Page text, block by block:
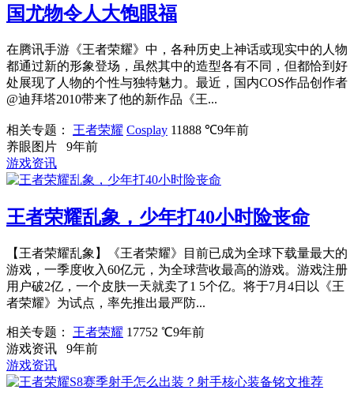
国尤物令人大饱眼福
在腾讯手游《王者荣耀》中，各种历史上神话或现实中的人物
都通过新的形象登场，虽然其中的造型各有不同，但都恰到好
处展现了人物的个性与独特魅力。最近，国内COS作品创作者
@迪拜塔2010带来了他的新作品《王...
相关专题： 王者荣耀 Cosplay 11888 ℃9年前
养眼图片
9年前
游戏资讯
王者荣耀乱象，少年打40小时险丧命
【王者荣耀乱象】《王者荣耀》目前已成为全球下载量最大的
游戏，一季度收入60亿元，为全球营收最高的游戏。游戏注册
用户破2亿，一个皮肤一天就卖了1 5个亿。将于7月4日以《王
者荣耀》为试点，率先推出最严防...
相关专题： 王者荣耀 17752 ℃9年前
游戏资讯
9年前
游戏资讯